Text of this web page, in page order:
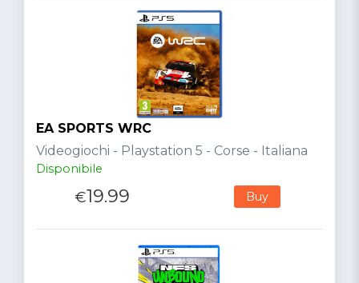
EA SPORTS WRC
Videogiochi - Playstation 5 - Corse - Italiana
Disponibile
€19.99 Buy